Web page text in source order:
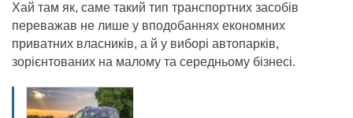
Хай там як, саме такий тип транспортних засобів
переважав не лише у вподобаннях економних
приватних власників, а й у виборі автопарків,
зорієнтованих на малому та середньому бізнесі.